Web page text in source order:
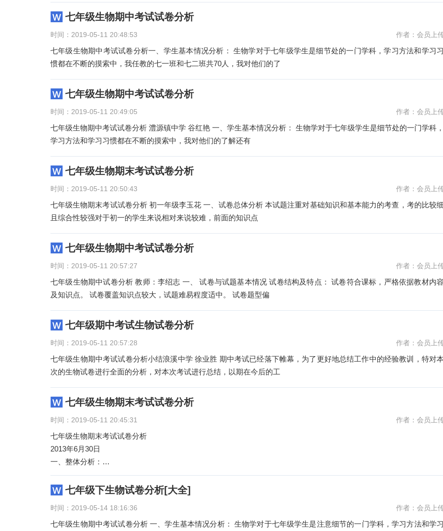
七年级生物期中考试试卷分析
时间：2019-05-11 20:48:53 作者：会员上
七年级生物期中考试试卷分析一、学生基本情况分析： 生物学对于七年级学生是细节处的一门学科，学习方法和学习习
惯都在不断的摸索中，我任教的七一班和七二班共70人，我对他们的了
七年级生物期中考试试卷分析
时间：2019-05-11 20:49:05 作者：会员上
七年级生物期中考试试卷分析 澧源镇中学 谷红艳 一、学生基本情况分析： 生物学对于七年级学生是细节处的一门学科，
学习方法和学习习惯都在不断的摸索中，我对他们的了解还有
七年级生物期末考试试卷分析
时间：2019-05-11 20:50:43 作者：会员上
七年级生物期末考试试卷分析 初一年级李玉花 一、试卷总体分析 本试题注重对基础知识和基本能力的考查，考的比较细
且综合性较强对于初一的学生来说相对来说较难，前面的知识点
七年级生物期中考试试卷分析
时间：2019-05-11 20:57:27 作者：会员上
七年级生物期中试卷分析 教师：李绍志 一、 试卷与试题基本情况 试卷结构及特点： 试卷符合课标，严格依据教材内容
及知识点。 试卷覆盖知识点较大，试题难易程度适中。 试卷题型偏
七年级期中考试生物试卷分析
时间：2019-05-11 20:57:28 作者：会员上
七年级生物期中考试试卷分析小结浪溪中学 徐业胜 期中考试已经落下帷幕，为了更好地总结工作中的经验教训，特对本
次的生物试卷进行全面的分析，对本次考试进行总结，以期在今后的工
七年级生物期末考试试卷分析
时间：2019-05-11 20:45:31 作者：会员上
七年级生物期末考试试卷分析
2013年6月30日
一、整体分析：
这次期末考试，生物试卷共100分，考试时间60分钟。试卷由三个大题组成，分选择题、识图作答题和实验探究题。突
考察学七年级下生物试卷分析[大全]
时间：2019-05-14 18:16:36 作者：会员上
七年级生物期中考试试卷分析 一、学生基本情况分析： 生物学对于七年级学生是注意细节的一门学科，学习方法和学习